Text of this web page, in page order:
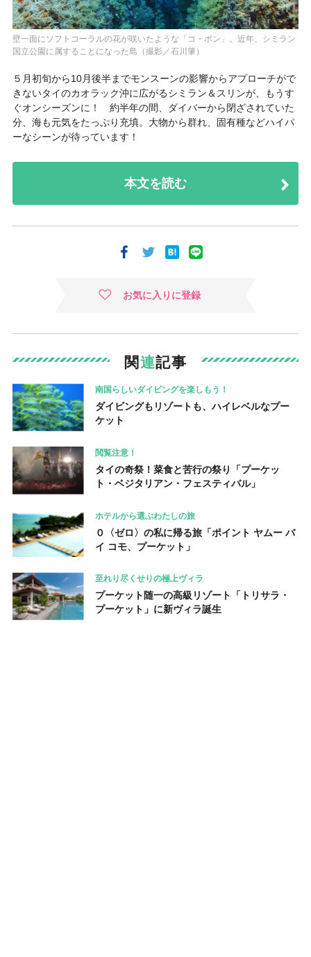
壁一面にソフトコーラルの花が咲いたような「コ・ボン」。近年、シミラン
国立公園に属することになった島（撮影／石川肇）
５月初旬から10月後半までモンスーンの影響からアプローチがで
きないタイのカオラック沖に広がるシミラン＆スリンが、もうす
ぐオンシーズンに！ 約半年の間、ダイバーから閉ざされていた
分、海も元気をたっぷり充填。大物から群れ、固有種などハイパ
ーなシーンが待っています！
本文を読む
お気に入りに登録
関連記事
南国らしいダイビングを楽しもう！
ダイビングもリゾートも、ハイレベルなプー
ケット
閲覧注意！
タイの奇祭！菜食と苦行の祭り「プーケッ
ト・ベジタリアン・フェスティバル」
ホテルから選ぶわたしの旅
０〈ゼロ〉の私に帰る旅「ポイント ヤムー バ
イ コモ、プーケット」
至れり尽くせりの極上ヴィラ
プーケット随一の高級リゾート「トリサラ・
プーケット」に新ヴィラ誕生